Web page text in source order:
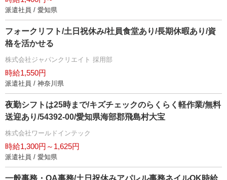
派遣社員 / 愛知県
フォークリフト/土日祝休み/社員食堂あり/長期休暇あり/資
格を活かせる
株式会社ジャパンクリエイト 採用部
時給1,550円
派遣社員 / 神奈川県
夜勤シフトは25時まで/キズチェックのらくらく軽作業/無料
送迎あり/54392-00/愛知県海部郡飛島村大宝
株式会社ワールドインテック
時給1,300円～1,625円
派遣社員 / 愛知県